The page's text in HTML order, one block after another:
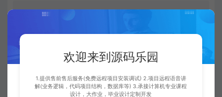
不会运行项目可以教我下吗？是否有运行文档呀？
了的。有通用的调试运行文档可以参考下的。
查看详情
欢迎来到源码乐园
1.提供售前售后服务(免费远程项目安装调试) 2.项目远程语音讲
解(业务逻辑，代码项目结构，数据库等) 3.承接计算机专业课程
设计，大作业，毕业设计定制开发